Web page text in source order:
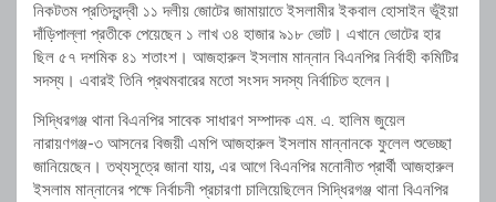
নিকটতম প্রতিদ্বন্দ্বী ১১ দলীয় জোটের জামায়াতে ইসলামীর ইকবাল হোসাইন ভূঁইয়া
দাঁড়িপাল্লা প্রতীকে পেয়েছেন ১ লাখ ৩৪ হাজার ৯১৮ ভোট। এখানে ভোটের হার
ছিল ৫৭ দশমিক ৪১ শতাংশ। আজহারুল ইসলাম মান্নান বিএনপির নির্বাহী কমিটির
সদস্য। এবারই তিনি প্রথমবারের মতো সংসদ সদস্য নির্বাচিত হলেন।
সিদ্ধিরগঞ্জ থানা বিএনপির সাবেক সাধারণ সম্পাদক এম. এ. হালিম জুয়েল
নারায়ণগঞ্জ-৩ আসনের বিজয়ী এমপি আজহারুল ইসলাম মান্নানকে ফুলেল শুভেচ্ছা
জানিয়েছেন। তথ্যসূত্রে জানা যায়, এর আগে বিএনপির মনোনীত প্রার্থী আজহারুল
ইসলাম মান্নানের পক্ষে নির্বাচনী প্রচারণা চালিয়েছিলেন সিদ্ধিরগঞ্জ থানা বিএনপির